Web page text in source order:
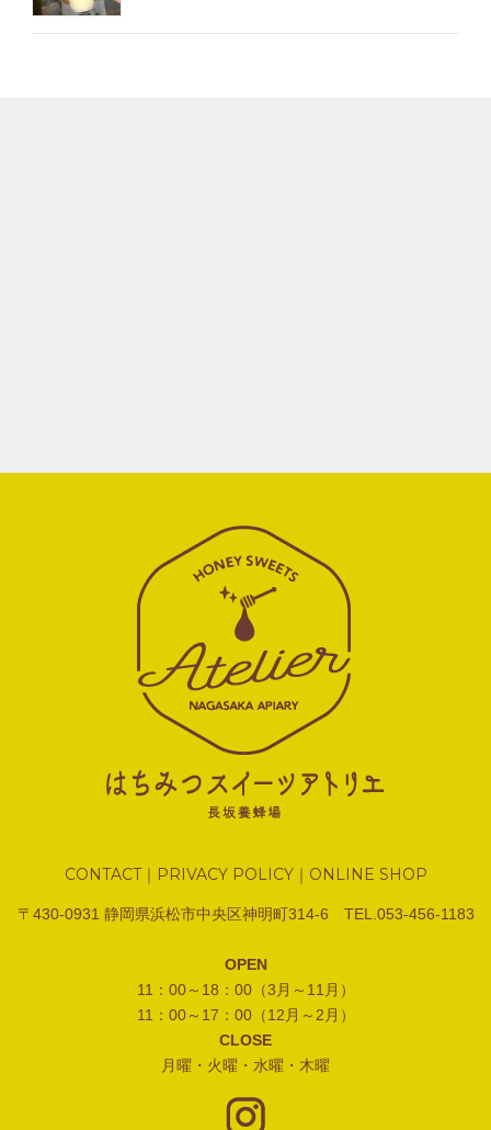
CONTACT｜ PRIVACY POLICY｜ ONLINE SHOP
〒430-0931 静岡県浜松市中央区神明町314-6 TEL.053-456-1183
OPEN
11：00～18：00（3月～11月）
11：00～17：00（12月～2月）
CLOSE
月曜・火曜・水曜・木曜